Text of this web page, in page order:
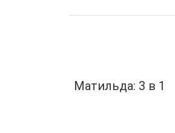
Матильда: 3 в 1